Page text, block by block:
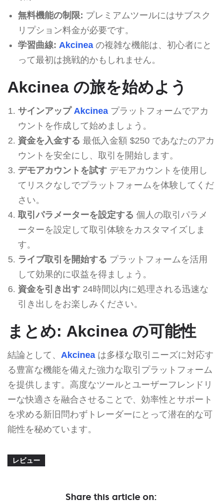
無料機能の制限: プレミアムツールにはサブスク
リプション料金が必要です。
学習曲線: Akcineaの複雑な機能は、初心者にと
って最初は挑戦的かもしれません。
Akcinea の旅を始めよう
サインアップ Akcineaプラットフォームでアカ
ウントを作成して始めましょう。
資金を入金する 最低入金額 $250 であなたのアカ
ウントを安全にし、取引を開始します。
デモアカウントを試すデモアカウントを使用し
てリスクなしでプラットフォームを体験してくだ
さい。
取引パラメーターを設定する 個人の取引パラメ
ーターを設定して取引体験をカスタマイズしま
す。
ライブ取引を開始する プラットフォームを活用
して効果的に収益を得ましょう。
資金を引き出す24時間以内に処理される迅速な
引き出しをお楽しみください。
まとめ: Akcinea の可能性
結論として、 Akcinea は多様な取引ニーズに対応す
る豊富な機能を備えた強力な取引プラットフォーム
を提供します。高度なツールとユーザーフレンドリ
ーな快適さを融合させることで、効率性とサポート
を求める新旧問わずトレーダーにとって潜在的な可
能性を秘めています。
レビュー
Share this article on: